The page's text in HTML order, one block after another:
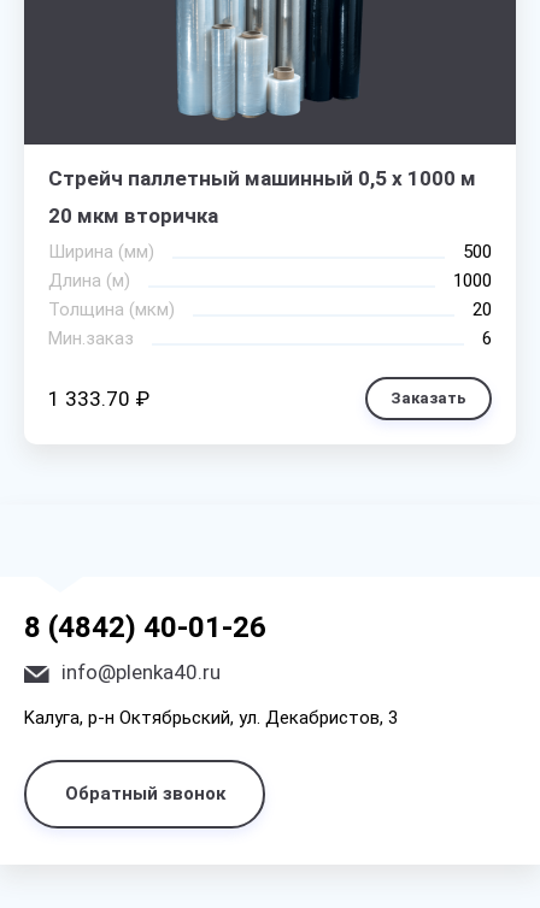
Стрейч паллетный машинный 0,5 х 1000 м
20 мкм вторичка
Ширина (мм)
500
Длина (м)
1000
Толщина (мкм)
20
Мин.заказ
6
1 333.70 ₽ Заказать
8 (4842) 40-01-26
info@plenka40.ru
Kaлyгa, p-н Oктябpьcкий, yл. Дeкaбpиcтoв, 3
Обратный звонок